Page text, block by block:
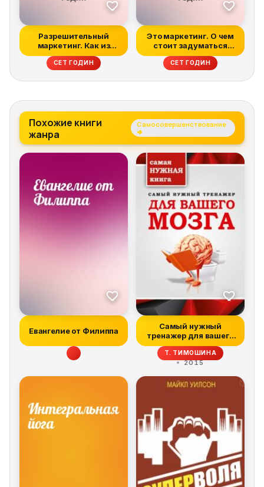
Разрешительный
маркетинг. Как из
незнакомца сделат...
СЕТ ГОДИН
Это маркетинг. О чем
стоит задуматься
каждому марк...
СЕТ ГОДИН
Похожие книги
жанра
Самосовершенствование
→
Евангелие от Филиппа
Самый нужный
тренажер для вашего
мозга
Т. ТИМОШИНА
2015